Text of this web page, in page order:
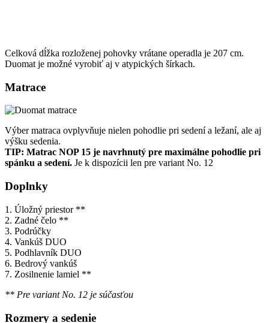
Celková dĺžka rozloženej pohovky vrátane operadla je 207 cm.
Duomat je možné vyrobiť aj v atypických šírkach.
Matrace
Výber matraca ovplyvňuje nielen pohodlie pri sedení a ležaní, ale aj
výšku sedenia.
TIP: Matrac NOP 15 je navrhnutý pre maximálne pohodlie pri
spánku a sedení. Je k dispozícii len pre variant No. 12
Doplnky
1. Úložný priestor **
2. Zadné čelo **
3. Podrúčky
4. Vankúš DUO
5. Podhlavník DUO
6. Bedrový vankúš
7. Zosilnenie lamiel **
** Pre variant No. 12 je súčasťou
Rozmery a sedenie